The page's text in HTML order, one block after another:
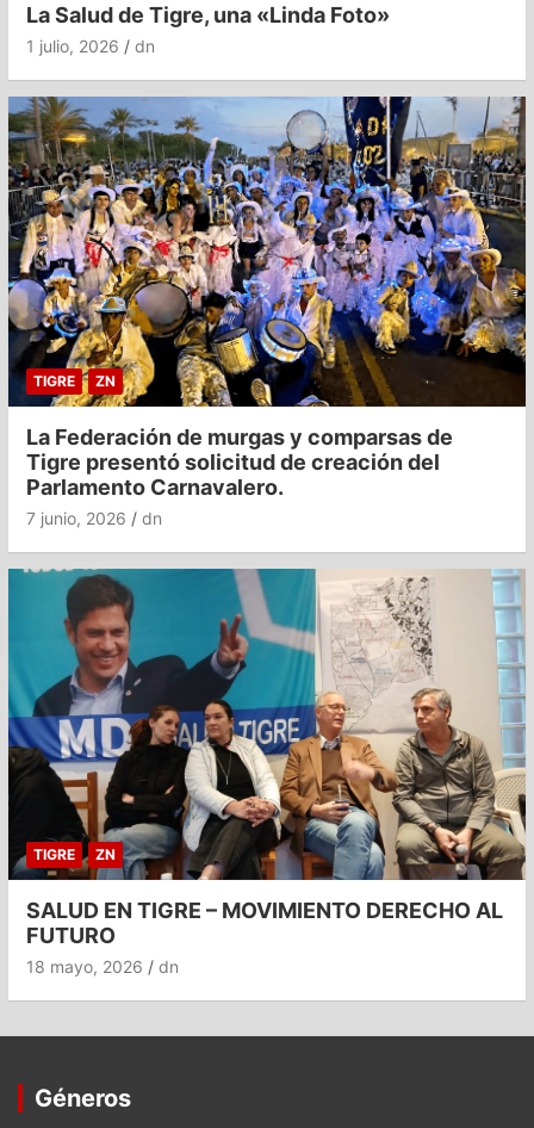
La Salud de Tigre, una «Linda Foto»
1 julio, 2026 dn
TIGRE ZN
La Federación de murgas y comparsas de
Tigre presentó solicitud de creación del
Parlamento Carnavalero.
7 junio, 2026 dn
TIGRE ZN
SALUD EN TIGRE – MOVIMIENTO DERECHO AL
FUTURO
18 mayo, 2026 dn
Géneros